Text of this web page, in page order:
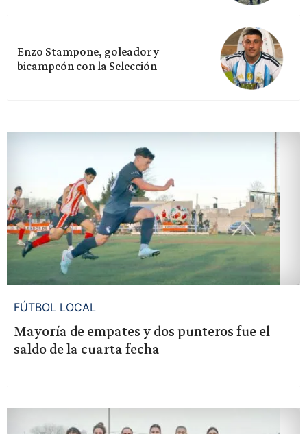
Enzo Stampone, goleador y
bicampeón con la Selección
FÚTBOL LOCAL
Mayoría de empates y dos punteros fue el
saldo de la cuarta fecha